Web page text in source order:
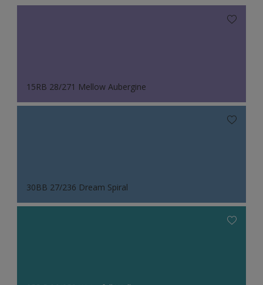
15RB 28/271 Mellow Aubergine
30BB 27/236 Dream Spiral